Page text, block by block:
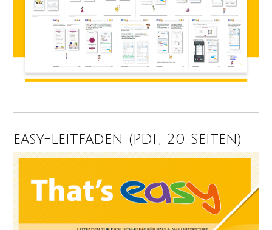
easy-Leitfaden (PDF, 20 Seiten)